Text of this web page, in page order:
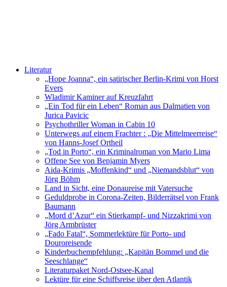
Literatur
„Hope Joanna“, ein satirischer Berlin-Krimi von Horst
Evers
Wladimir Kaminer auf Kreuzfahrt
„Ein Tod für ein Leben“ Roman aus Dalmatien von
Jurica Pavicic
Psychothriller Woman in Cabin 10
Unterwegs auf einem Frachter : „Die Mittelmeerreise“
von Hanns-Josef Ortheil
„Tod in Porto“, ein Kriminalroman von Mario Lima
Offene See von Benjamin Myers
Aida-Krimis „Moffenkind“ und „Niemandsblut“ von
Jörg Böhm
Land in Sicht, eine Donaureise mit Vatersuche
Geduldprobe in Corona-Zeiten, Bilderrätsel von Frank
Baumann
„Mord d’Azur“ ein Stierkampf- und Nizzakrimi von
Jörg Armbrüster
„Fado Fatal“, Sommerlektüre für Porto- und
Douroreisende
Kinderbuchempfehlung: „Kapitän Bommel und die
Seeschlange“
Literaturpaket Nord-Ostsee-Kanal
Lektüre für eine Schiffsreise über den Atlantik